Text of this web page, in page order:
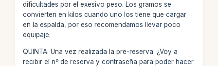
dificultades por el exesivo peso. Los gramos se
convierten en kilos cuando uno los tiene que cargar
en la espalda, por eso recomendamos llevar poco
equipaje.
QUINTA: Una vez realizada la pre-reserva: ¿Voy a
recibir el nº de reserva y contraseña para poder hacer